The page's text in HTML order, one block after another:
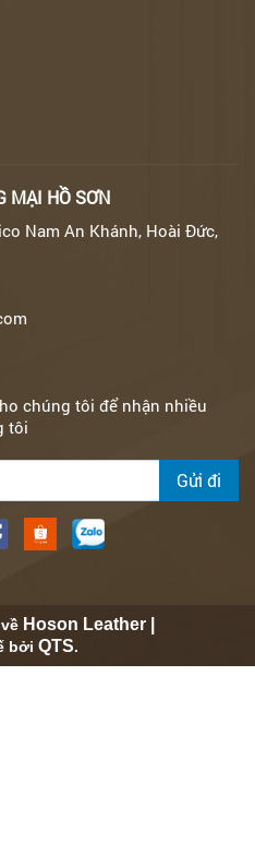
MẠI HỒ SƠN
Nam An Khánh, Hoài Đức,
chúng tôi để nhận nhiều
tôi
Gửi đi
Hoson Leather |
bởi QTS.